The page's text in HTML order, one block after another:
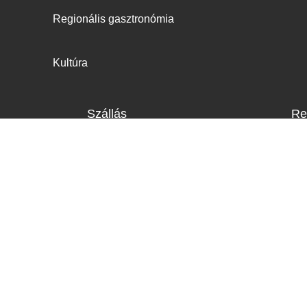
Regionális gasztronómia
Kultúra
Szállás